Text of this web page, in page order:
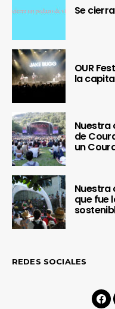
Se
OUR
la
Nuestra
de
un
Nuestra
que fue
REDES SOCIALES